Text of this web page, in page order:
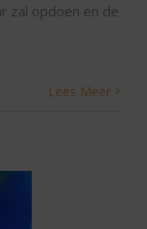
zal opdoen en de
Lees Meer